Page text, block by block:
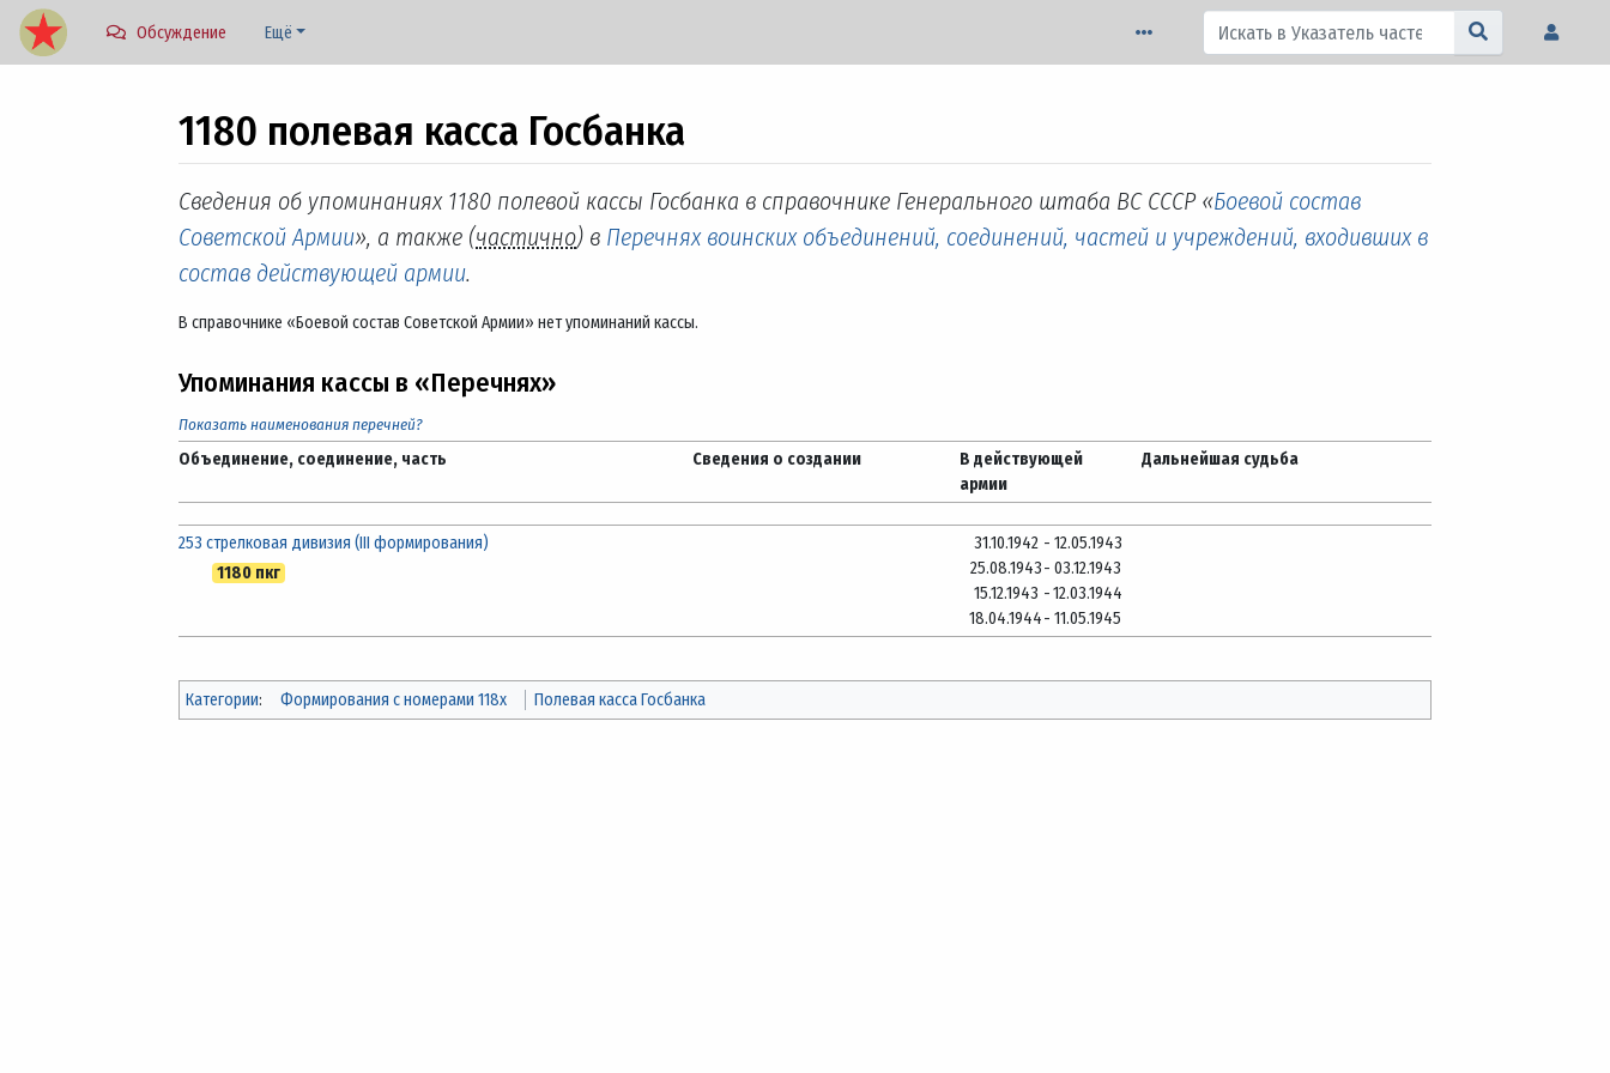
Обсуждение Ещё
1180 полевая касса Госбанка
Перейти к:навигация,поиск
Сведения об упоминаниях 1180 полевой кассы Госбанка в справочнике Генерального штаба ВС СССР «Боевой состав
Советской Армии», а также (частично) в Перечнях воинских объединений, соединений, частей и учреждений, входивших в
состав действующей армии.
В справочнике «Боевой состав Советской Армии» нет упоминаний кассы.
Упоминания кассы в «Перечнях»
Показать наименования перечней?
Объединение, соединение, часть Сведения о создании
В действующей
армии
Дальнейшая судьба
253 стрелковая дивизия (III формирования)
1180 пкг
31.10.1942 - 12.05.1943
25.08.1943- 03.12.1943
15.12.1943 - 12.03.1944
18.04.1944- 11.05.1945
Категории: Формирования с номерами 118x Полевая касса Госбанка